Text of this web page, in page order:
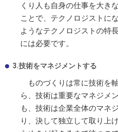
くり人も自身の仕事を大き
ことで、テクノロジストに
ようなテクノロジストの特
には必要です。
3.技術をマネジメントする
ものづくりは常に技術を
ら、技術は重要なマネジメ
も、技術は企業全体のマネ
り、決して独立して取り上